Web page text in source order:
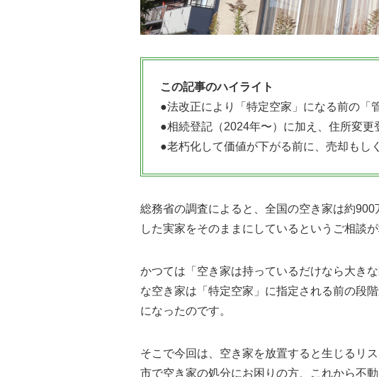
この記事のハイライト
●法改正により「特定空家」になる前の「
●相続登記（2024年〜）に加え、住所変
●老朽化して価値が下がる前に、売却もし
総務省の調査によると、全国の空き家は約
した実家をそのままにしているというご相談が
かつては「空き家は持っているだけなら大き
な空き家は「特定空家」に指定される前の段
になったのです。
そこで今回は、空き家を放置すると生じるリ
市で空き家の処分にお困りの方、これから不